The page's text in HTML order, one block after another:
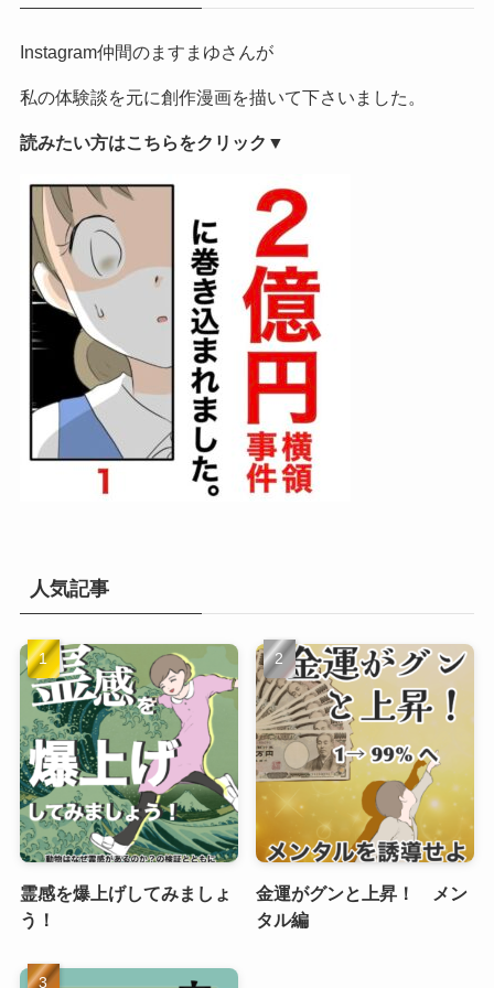
Instagram仲間のますまゆさんが
私の体験談を元に創作漫画を描いて下さいました。
読みたい方はこちらをクリック▼
人気記事
霊感を爆上げしてみましょ
う！
金運がグンと上昇！ メン
タル編